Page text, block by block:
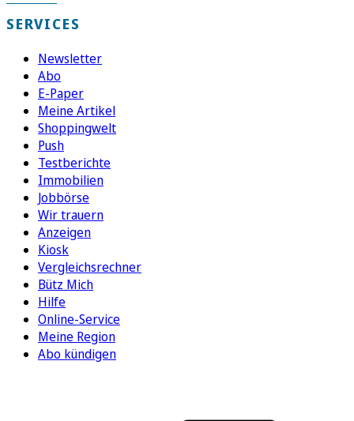
SERVICES
Newsletter
Abo
E-Paper
Meine Artikel
Shoppingwelt
Push
Testberichte
Immobilien
Jobbörse
Wir trauern
Anzeigen
Kiosk
Vergleichsrechner
Bütz Mich
Hilfe
Online-Service
Meine Region
Abo kündigen